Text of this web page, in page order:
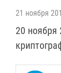
21 ноября
20 ноября